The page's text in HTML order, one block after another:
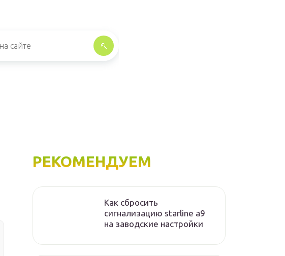
РЕКОМЕНДУЕМ
Как сбросить
сигнализацию starline а9
на заводские настройки